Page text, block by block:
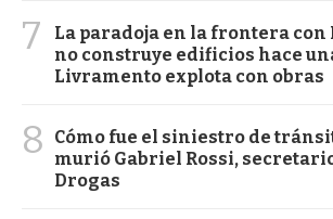
7
La paradoja en la frontera con
no construye edificios hace
Livramento explota con obras
8
Cómo fue el siniestro de
murió Gabriel Rossi,
Drogas